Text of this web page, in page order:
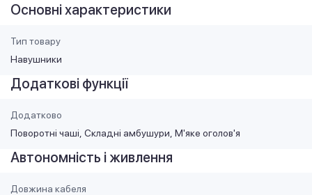
Основні характеристики
Тип товару
Навушники
Додаткові функції
Додатково
Поворотні чаші Складні амбушури М'яке оголов'я
Автономність і живлення
Довжина кабеля